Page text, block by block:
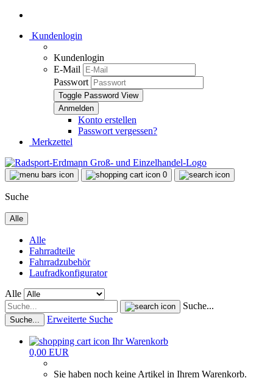
Kundenlogin
Kundenlogin
E-Mail
Passwort
Toggle Password View
Konto erstellen
Passwort vergessen?
Merkzettel
0
Suche
Alle
Alle
Fahrradteile
Fahrradzubehör
Laufradkonfigurator
Alle
Suche...
Suche... Erweiterte Suche
Ihr Warenkorb
0,00 EUR
Sie haben noch keine Artikel in Ihrem Warenkorb.